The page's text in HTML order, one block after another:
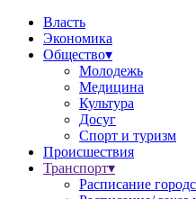
Власть
Экономика
Общество▾
Молодежь
Медицина
Культура
Досуг
Спорт и туризм
Происшествия
Транспорт▾
Расписание